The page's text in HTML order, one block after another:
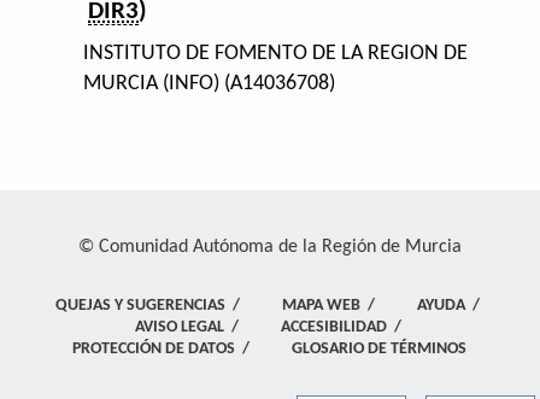
DIR3)
INSTITUTO DE FOMENTO DE LA REGION DE
MURCIA (INFO) (A14036708)
© Comunidad Autónoma de la Región de Murcia
QUEJAS Y SUGERENCIAS / MAPA WEB / AYUDA/
AVISO LEGAL/ ACCESIBILIDAD/
PROTECCIÓN DE DATOS / GLOSARIO DE TÉRMINOS